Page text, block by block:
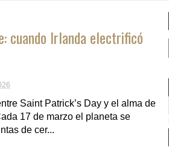
cuando Irlanda electrificó
Saint Patrick’s Day y el alma de
17 de marzo el planeta se
de cer...